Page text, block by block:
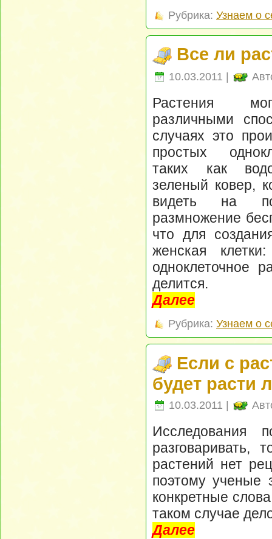
Рубрика: Узнаем о
Все ли
10.03.2011 |
Растения
различными
случаях это
простых
таких как
зеленый ковер,
видеть на
размножение
что для
женская
одноклеточное
делится.
Далее
Рубрика: Узнаем о
Если с
будет расти
10.03.2011 |
Исследования
растений нет
поэтому ученые
конкретные
таком случае
Далее